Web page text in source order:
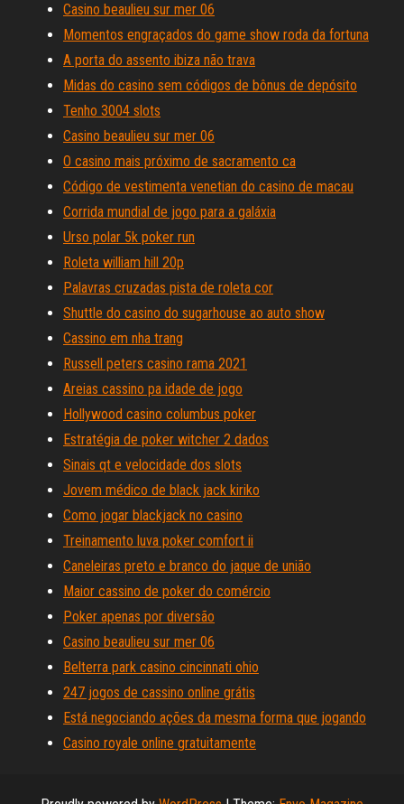
Casino beaulieu sur mer 06
Momentos engraçados do game show roda da fortuna
A porta do assento ibiza não trava
Midas do casino sem códigos de bônus de depósito
Tenho 3004 slots
Casino beaulieu sur mer 06
O casino mais próximo de sacramento ca
Código de vestimenta venetian do casino de macau
Corrida mundial de jogo para a galáxia
Urso polar 5k poker run
Roleta william hill 20p
Palavras cruzadas pista de roleta cor
Shuttle do casino do sugarhouse ao auto show
Cassino em nha trang
Russell peters casino rama 2021
Areias cassino pa idade de jogo
Hollywood casino columbus poker
Estratégia de poker witcher 2 dados
Sinais qt e velocidade dos slots
Jovem médico de black jack kiriko
Como jogar blackjack no casino
Treinamento luva poker comfort ii
Caneleiras preto e branco do jaque de união
Maior cassino de poker do comércio
Poker apenas por diversão
Casino beaulieu sur mer 06
Belterra park casino cincinnati ohio
247 jogos de cassino online grátis
Está negociando ações da mesma forma que jogando
Casino royale online gratuitamente